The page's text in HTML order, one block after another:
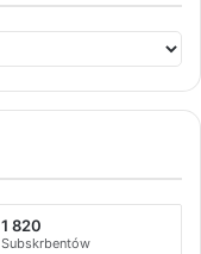
1 820
Subskrbentów